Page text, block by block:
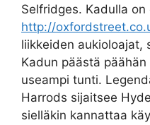
Selfridges. Kadulla
http://
liikkeiden aukioloajat,
Kadun päästä
useampi tunti.
Harrods sijaitsee
sielläkin kannattaa